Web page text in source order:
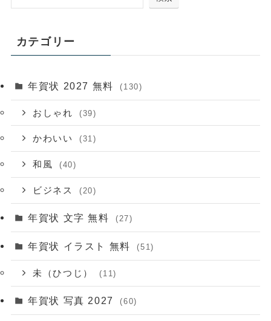
カテゴリー
年賀状 2027 無料 (130)
おしゃれ (39)
かわいい (31)
和風 (40)
ビジネス (20)
年賀状 文字 無料 (27)
年賀状 イラスト 無料 (51)
未（ひつじ） (11)
年賀状 写真 2027 (60)